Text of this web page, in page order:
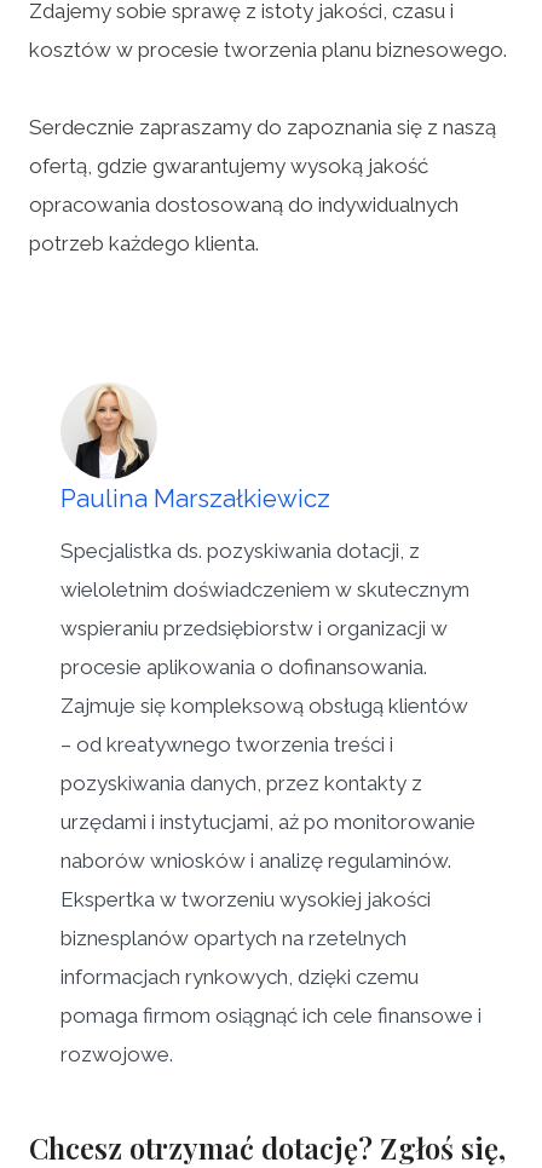
Zdajemy sobie sprawę z istoty jakości, czasu i
kosztów w procesie tworzenia planu biznesowego.
Serdecznie zapraszamy do zapoznania się z naszą
ofertą, gdzie gwarantujemy wysoką jakość
opracowania dostosowaną do indywidualnych
potrzeb każdego klienta.
Paulina Marszałkiewicz
Specjalistka ds. pozyskiwania dotacji, z
wieloletnim doświadczeniem w skutecznym
wspieraniu przedsiębiorstw i organizacji w
procesie aplikowania o dofinansowania.
Zajmuje się kompleksową obsługą klientów
– od kreatywnego tworzenia treści i
pozyskiwania danych, przez kontakty z
urzędami i instytucjami, aż po monitorowanie
naborów wniosków i analizę regulaminów.
Ekspertka w tworzeniu wysokiej jakości
biznesplanów opartych na rzetelnych
informacjach rynkowych, dzięki czemu
pomaga firmom osiągnąć ich cele finansowe i
rozwojowe.
Chcesz otrzymać dotację? Zgłoś się,